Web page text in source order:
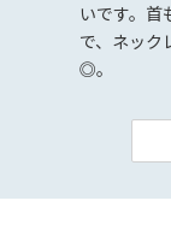
いです。首
で、ネック
◎。